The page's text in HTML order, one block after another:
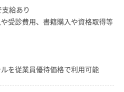
給あり
受診費用、書籍購入や資格取得等
を従業員優待価格で利用可能